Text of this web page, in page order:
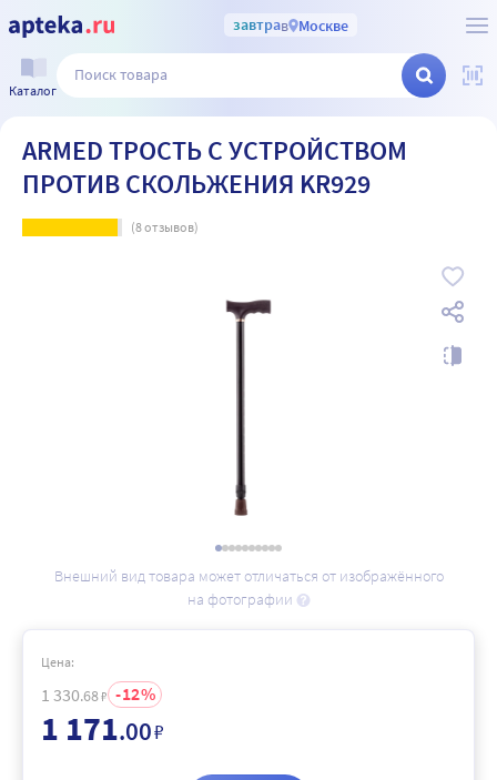
завтрав Москве
Каталог
ARMED ТРОСТЬ С УСТРОЙСТВОМ
ПРОТИВ СКОЛЬЖЕНИЯ KR929
(8отзывов)
Внешний вид товара может отличаться от изображённого
на фотографии
Цена:
1 330.68₽ 12
1 171.00₽